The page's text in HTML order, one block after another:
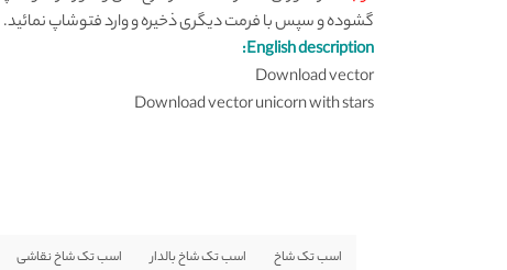
گشوده و سپس با فرمت دیگری ذخیره و وارد فتوشاپ نمائید.
English description:
Download vector
Download vector unicorn with stars
اسب تک شاخ اسب تک شاخ بالدار اسب تک شاخ نقاشی